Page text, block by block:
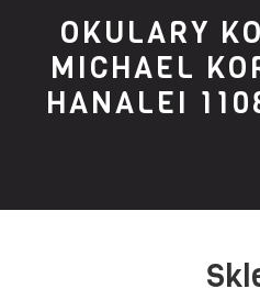
OKULARY
MICHAEL
HANALEI